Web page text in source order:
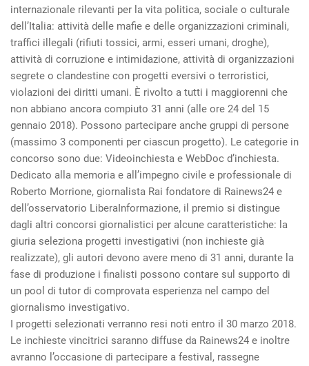
internazionale rilevanti per la vita politica, sociale o culturale
dell’Italia: attività delle mafie e delle organizzazioni criminali,
traffici illegali (rifiuti tossici, armi, esseri umani, droghe),
attività di corruzione e intimidazione, attività di organizzazioni
segrete o clandestine con progetti eversivi o terroristici,
violazioni dei diritti umani. È rivolto a tutti i maggiorenni che
non abbiano ancora compiuto 31 anni (alle ore 24 del 15
gennaio 2018). Possono partecipare anche gruppi di persone
(massimo 3 componenti per ciascun progetto). Le categorie in
concorso sono due: Videoinchiesta e WebDoc d’inchiesta.
Dedicato alla memoria e all’impegno civile e professionale di
Roberto Morrione, giornalista Rai fondatore di Rainews24 e
dell’osservatorio LiberaInformazione, il premio si distingue
dagli altri concorsi giornalistici per alcune caratteristiche: la
giuria seleziona progetti investigativi (non inchieste già
realizzate), gli autori devono avere meno di 31 anni, durante la
fase di produzione i finalisti possono contare sul supporto di
un pool di tutor di comprovata esperienza nel campo del
giornalismo investigativo.
I progetti selezionati verranno resi noti entro il 30 marzo 2018.
Le inchieste vincitrici saranno diffuse da Rainews24 e inoltre
avranno l’occasione di partecipare a festival, rassegne